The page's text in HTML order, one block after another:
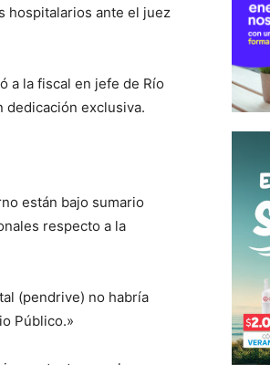
hospitalarios ante el juez
a la fiscal en jefe de Río
dedicación exclusiva.
están bajo sumario
respecto a la
(pendrive) no habría
Público.»